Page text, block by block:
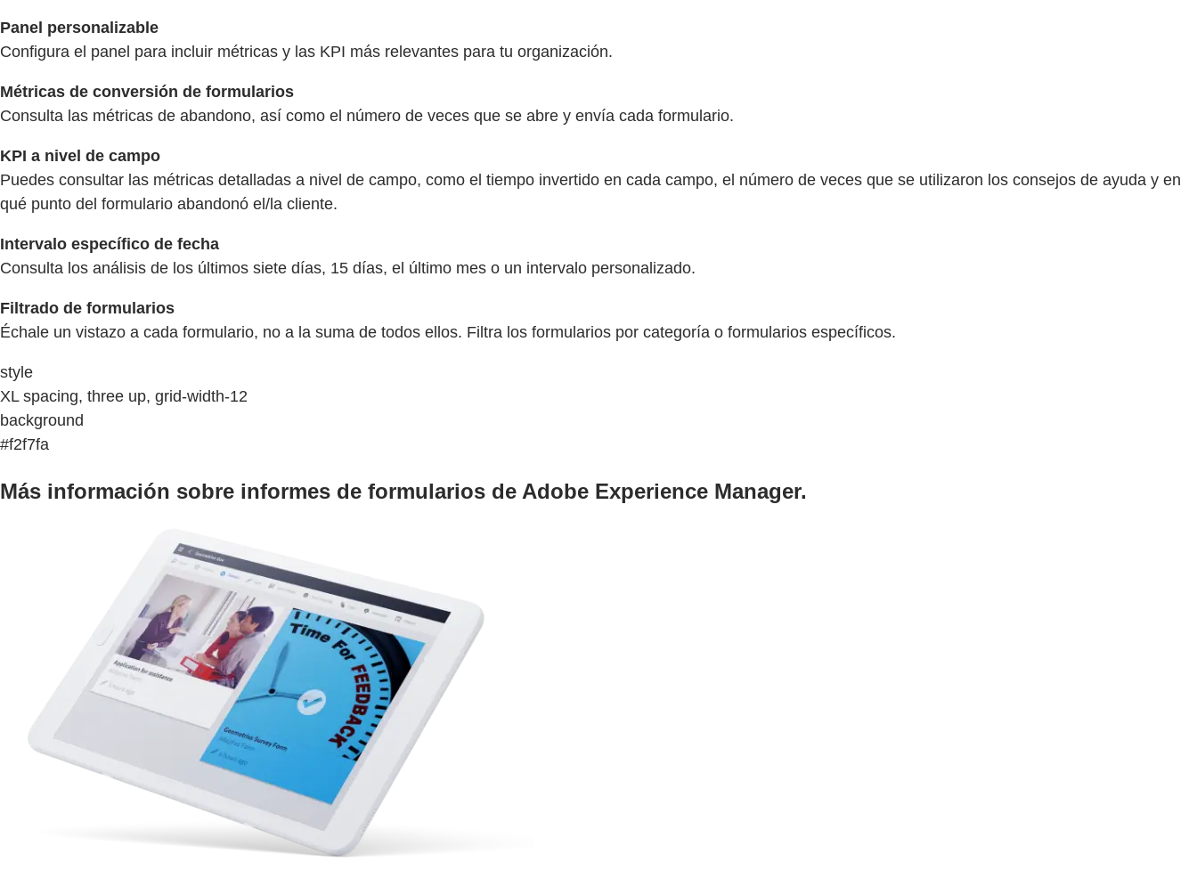
Panel personalizable
Configura el panel para incluir métricas y las KPI más relevantes para tu organización.
Métricas de conversión de formularios
Consulta las métricas de abandono, así como el número de veces que se abre y envía cada formulario.
KPI a nivel de campo
Puedes consultar las métricas detalladas a nivel de campo, como el tiempo invertido en cada campo, el número de veces que se utilizaron los consejos de ayuda y en
qué punto del formulario abandonó el/la cliente.
Intervalo específico de fecha
Consulta los análisis de los últimos siete días, 15 días, el último mes o un intervalo personalizado.
Filtrado de formularios
Échale un vistazo a cada formulario, no a la suma de todos ellos. Filtra los formularios por categoría o formularios específicos.
style
XL spacing, three up, grid-width-12
background
#f2f7fa
Más información sobre informes de formularios de Adobe Experience Manager.